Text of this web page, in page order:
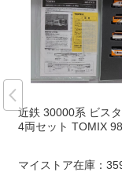
近鉄 30000系 ビス
4両セット TOMIX
マイストア在庫：